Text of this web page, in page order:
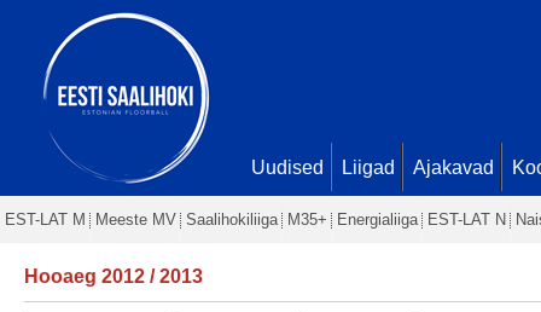
Uudised Liigad Ajakavad
EST-LAT M Meeste MV Saalihokiliiga M35+ Energialiiga EST-LAT N
Hooaeg 2012 / 2013